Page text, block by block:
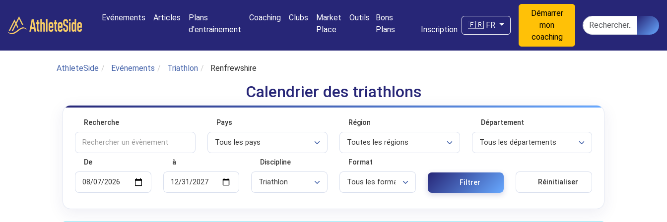
Evénements
Articles
Plans
d'entrainement
Coaching Clubs
Market
Place
Outils
Bons
Plans
Inscription
🇫🇷 FR
Démarrer
mon
coaching
Rechercher
AthleteSide Evénements Triathlon Renfrewshire
Calendrier des triathlons
Recherche Pays Région Département
De à Discipline Format
Filtrer Réinitialiser